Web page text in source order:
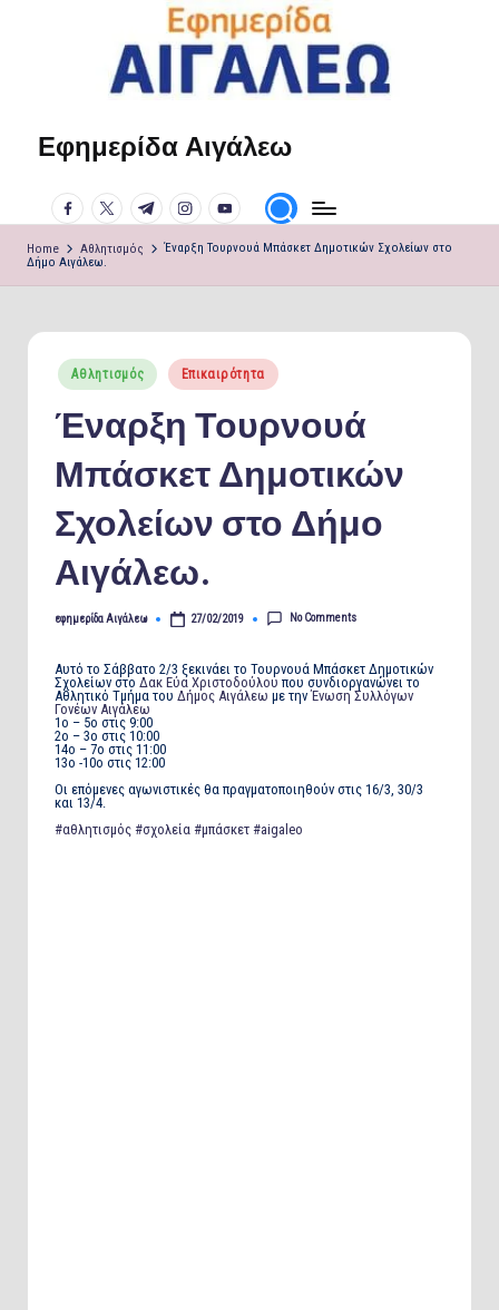
Εφημερίδα Αιγάλεω
φωνή
σου!
facebook.com
twitter.com
t.me instagram.com
youtube.com
Home Αθλητισμός
Έναρξη Τουρνουά Μπάσκετ Δημοτικών Σχολείων στο
Δήμο Αιγάλεω.
Posted
in
Αθλητισμός Επικαιρότητα
Έναρξη Τουρνουά
Μπάσκετ Δημοτικών
Σχολείων στο Δήμο
Αιγάλεω.
Posted
εφημερίδα Αιγάλεω 27/02/2019 No Comments
Αυτό το Σάββατο 2/3 ξεκινάει το Τουρνουά Μπάσκετ Δημοτικών
Σχολείων στο Δακ Εύα Χριστοδούλου που συνδιοργανώνει το
Αθλητικό Τμήμα του Δήμος Αιγάλεω με τηνΈνωση Συλλόγων
Γονέων Αιγάλεω
1ο – 5ο στις 9:00
2ο – 3ο στις 10:00
14ο – 7ο στις 11:00
13ο -10ο στις 12:00
Οι επόμενες αγωνιστικές θα πραγματοποιηθούν στις 16/3, 30/3
και 13/4.
#αθλητισμός #σχολεία #μπάσκετ #aigaleo